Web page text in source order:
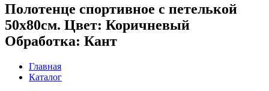
Полотенце спортивное с петелькой
50х80см. Цвет: Коричневый
Обработка: Кант
Главная
Каталог